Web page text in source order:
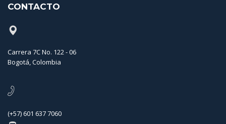
CONTACTO
Carrera 7C No. 122 - 06
Bogotá, Colombia
(+57) 601 637 7060